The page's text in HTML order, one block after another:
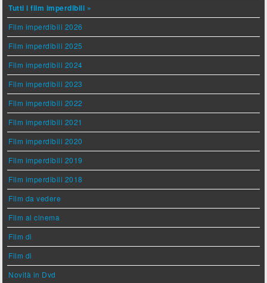
Tutti i film imperdibili »
Film imperdibili 2026
Film imperdibili 2025
Film imperdibili 2024
Film imperdibili 2023
Film imperdibili 2022
Film imperdibili 2021
Film imperdibili 2020
Film imperdibili 2019
Film imperdibili 2018
Film da vedere
Film al cinema
Film di
Film di
Novità in Dvd